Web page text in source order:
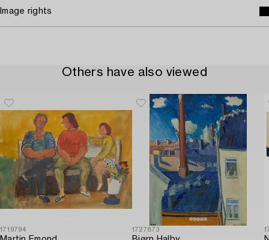
Image rights
Others have also viewed
1719794 1727873